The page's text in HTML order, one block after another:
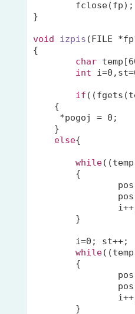
}
void izpis (FILE
{
char temp[
int i=0 ,st=
if
    {
     *pogoj =
0 ;
    }
else{
while
	i=
0 ; st++;
while